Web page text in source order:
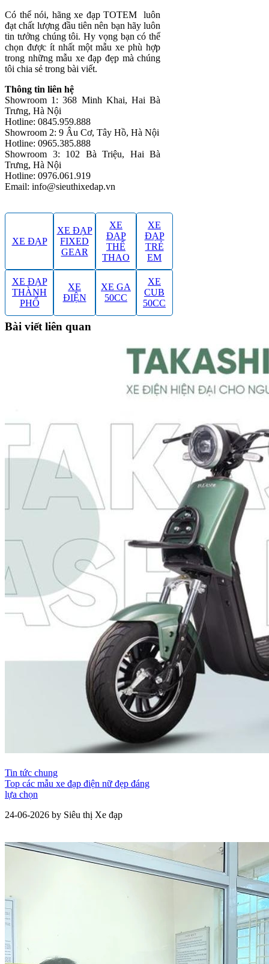
Có thể nói, hãng xe đạp TOTEM luôn
đạt chất lượng đầu tiên nên bạn hãy luôn
tin tưởng chúng tôi. Hy vọng bạn có thể
chọn được ít nhất một mẫu xe phù hợp
trong những mẫu xe đạp đẹp mà chúng
tôi chia sẻ trong bài viết.
Thông tin liên hệ
Showroom 1: 368 Minh Khai, Hai Bà
Trưng, Hà Nội
Hotline: 0845.959.888
Showroom 2: 9 Âu Cơ, Tây Hồ, Hà Nội
Hotline: 0965.385.888
Showroom 3: 102 Bà Triệu, Hai Bà
Trưng, Hà Nội
Hotline: 0976.061.919
Email: info@sieuthixedap.vn
XE ĐẠP
XE ĐẠP
FIXED
GEAR
XE
ĐẠP
THỂ
THAO
XE
ĐẠP
TRẺ
EM
XE ĐẠP
THÀNH
PHỐ
XE
ĐIỆN
XE GA
50CC
XE
CUB
50CC
Bài viết liên quan
Tin tức chung
Top các mẫu xe đạp điện nữ đẹp đáng
lựa chọn
24-06-2026 by Siêu thị Xe đạp